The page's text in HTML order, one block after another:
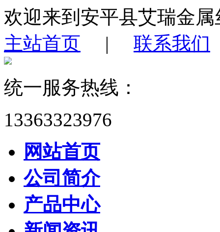
欢迎来到安平县艾瑞金
主站首页 | 联系我们
统一服务热线：
13363323976
网站首页
公司简介
产品中心